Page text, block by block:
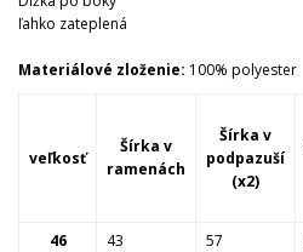
ľahko zateplená
Materiálové zloženie: 100% polyester
veľkosť
Šírka v
ramenách
Šírka v
podpazuší
(x2)
46
43 57